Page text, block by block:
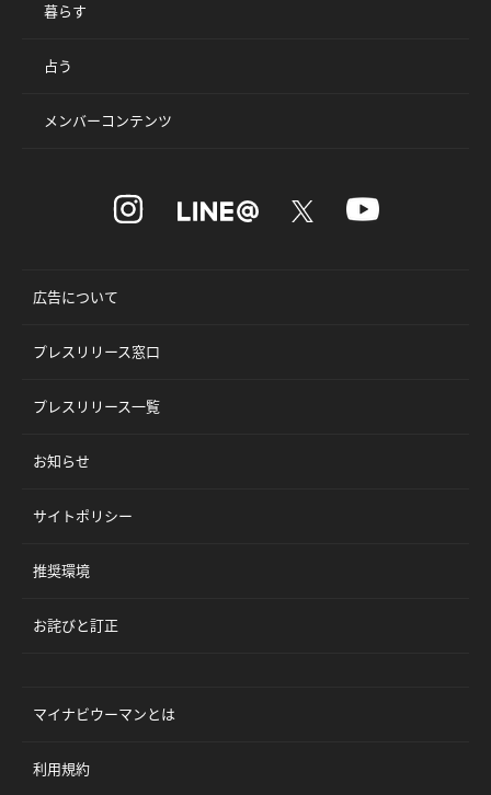
暮らす
占う
メンバーコンテンツ
広告について
プレスリリース窓口
プレスリリース一覧
お知らせ
サイトポリシー
推奨環境
お詫びと訂正
マイナビウーマンとは
利用規約